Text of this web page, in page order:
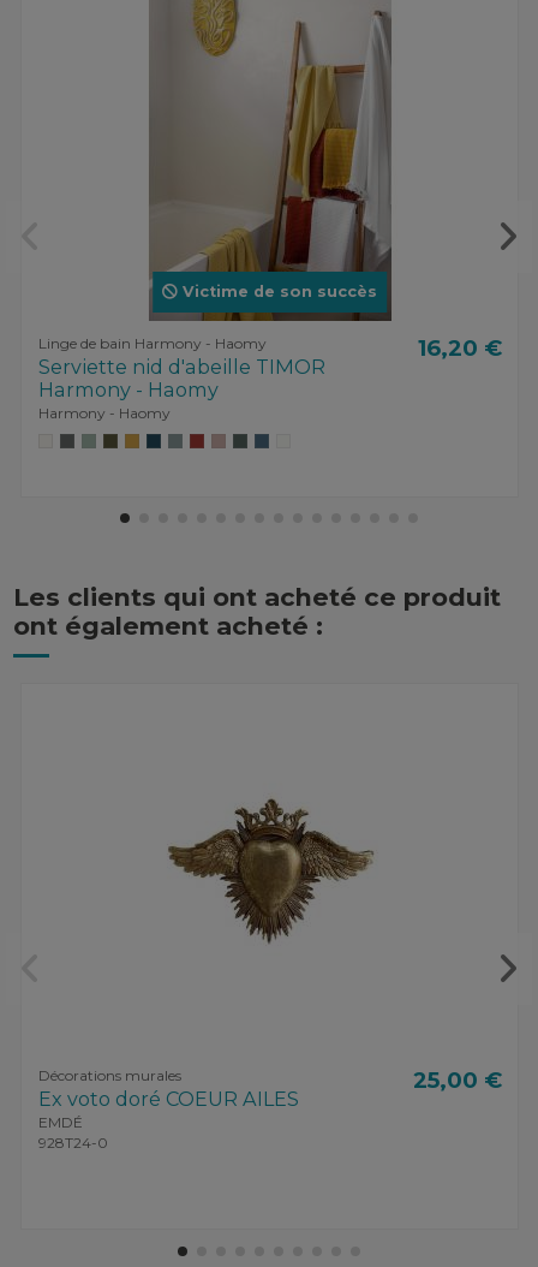
Victime de son succès
Linge de bain Harmony - Haomy
Serviette nid d'abeille TIMOR
Harmony - Haomy
Harmony - Haomy
16,20 €
Les clients qui ont acheté ce produit
ont également acheté :
Décorations murales
Ex voto doré COEUR AILES
EMDÉ
928T24-0
25,00 €